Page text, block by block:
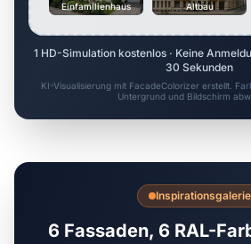
Einfamilienhaus Altbau
1 HD-Simulation kostenlos · Keine
30 Sekunden
KI-Visualisierung mit FacadeColorizer erstellt.
Untergrund und Bildschirm
Inspirationsgalerie
6 Fassaden, 6 RAL-